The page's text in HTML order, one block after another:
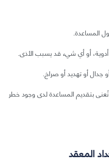
المساعدة.
أدوية، أو أي شيء قد يسبب الأذى.
جدال أو تهديد أو صراخ.
بتقديم المساعدة لدى وجود خطر
المعقد